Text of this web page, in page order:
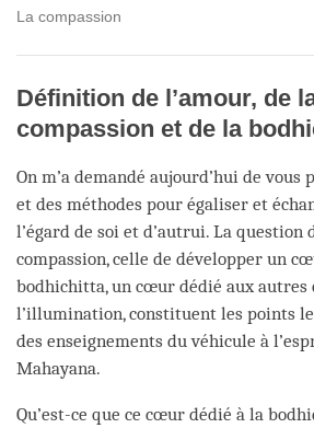
La compassion
Définition de l’amour, de
compassion et de la
On m’a demandé aujourd’hui de
et des méthodes pour égaliser et
l’égard de soi et d’autrui. La question
compassion, celle de développer un
bodhichitta, un cœur dédié aux autres
l’illumination, constituent les points
des enseignements du véhicule à
Mahayana.
Qu’est-ce que ce cœur dédié à la